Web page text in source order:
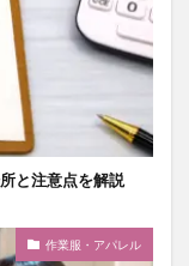
と注意点を解説
作業服・アパレル